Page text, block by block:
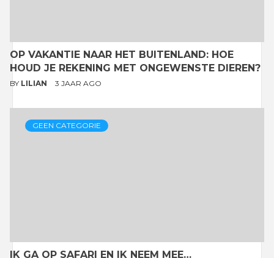
OP VAKANTIE NAAR HET BUITENLAND: HOE
HOUD JE REKENING MET ONGEWENSTE DIEREN?
BY LILIAN 3 JAAR AGO
GEEN CATEGORIE
IK GA OP SAFARI EN IK NEEM MEE…